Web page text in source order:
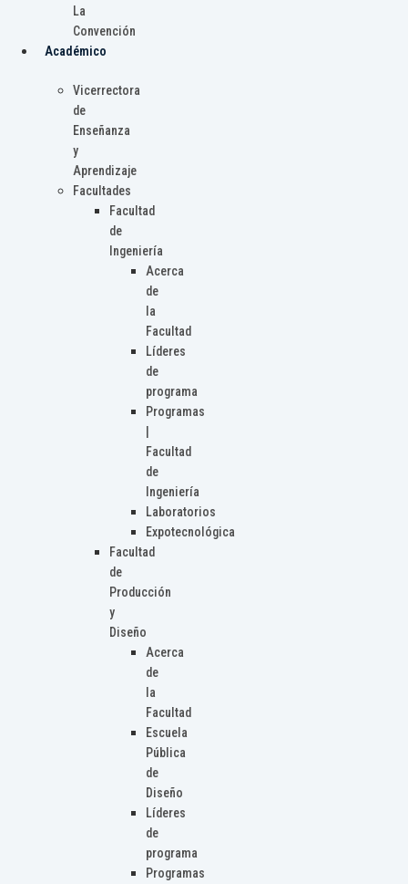
La
Convención
Académico
Vicerrectora
de
Enseñanza
y
Aprendizaje
Facultades
Facultad
de
Ingeniería
Acerca
de
la
Facultad
Líderes
de
programa
Programas
Facultad
de
Ingeniería
Laboratorios
Expotecnológica
Facultad
de
Producción
y
Diseño
Acerca
de
la
Facultad
Escuela
Pública
de
Diseño
Líderes
de
programa
Programas